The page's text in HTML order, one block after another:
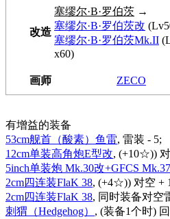
改造
塞缪尔·B·罗伯茨 →
塞缪尔·B·罗伯茨改
塞缪尔·B·罗伯茨Mk.II
x60)
画师 ZECO
有增益的装备
53cm舰首（酸素）鱼雷, 雷装 - 5;
12cm单装高角炮E型改, (+10☆))
5inch单装炮 Mk.30改+GFCS Mk.37
2cm四连装FlaK 38, (+4☆)) 对空 +
2cm四连装FlaK 38, 同时装备对空
刺猬（Hedgehog） , (装备1个时)